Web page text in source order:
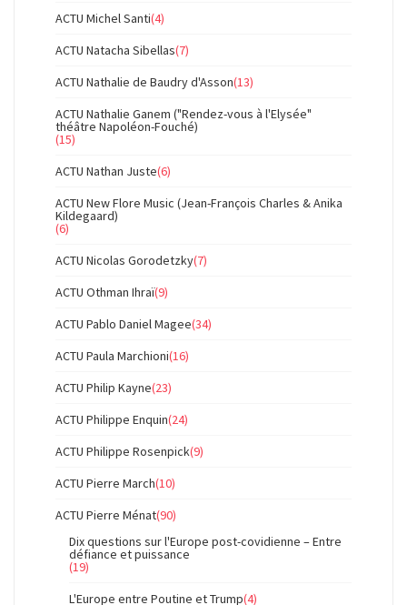
ACTU Michel Santi(4)
ACTU Natacha Sibellas(7)
ACTU Nathalie de Baudry d'Asson(13)
ACTU Nathalie Ganem ("Rendez-vous à l'Elysée"
théâtre Napoléon-Fouché)
(15)
ACTU Nathan Juste(6)
ACTU New Flore Music (Jean-François Charles & Anika
Kildegaard)
(6)
ACTU Nicolas Gorodetzky(7)
ACTU Othman Ihraï(9)
ACTU Pablo Daniel Magee(34)
ACTU Paula Marchioni(16)
ACTU Philip Kayne(23)
ACTU Philippe Enquin(24)
ACTU Philippe Rosenpick(9)
ACTU Pierre March(10)
ACTU Pierre Ménat(90)
Dix questions sur l'Europe post-covidienne – Entre
défiance et puissance
(19)
L'Europe entre Poutine et Trump(4)